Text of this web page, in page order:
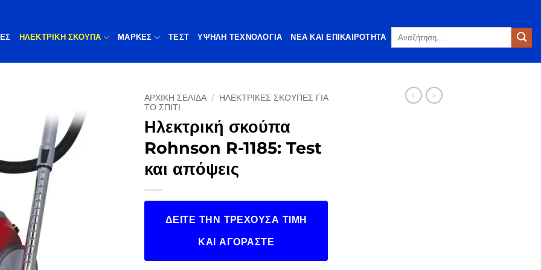
ΗΛΕΚΤΡΙΚΗ ΣΚΟΥΠΑ ΜΆΡΚΕΣ ΤΕΣΤ ΥΨΗΛΉ ΤΕΧΝΟΛΟΓΊΑ ΝΈΑ ΚΑΙ ΕΠΙΚΑΙΡΌΤΗΤΑ
Αναζήτηση
ΑΡΧΙΚΉ ΣΕΛΊΔΑ / ΗΛΕΚΤΡΙΚΈΣ ΣΚΟΎΠΕΣ ΓΙΑ
ΤΟ ΣΠΊΤΙ
Ηλεκτρική σκούπα
Rohnson R-1185: Test
και απόψεις
ΔΕΊΤΕ ΤΗΝ ΤΡΈΧΟΥΣΑ ΤΙΜΉ
ΚΑΙ ΑΓΟΡΆΣΤΕ